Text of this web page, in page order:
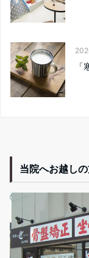
当院へお越し